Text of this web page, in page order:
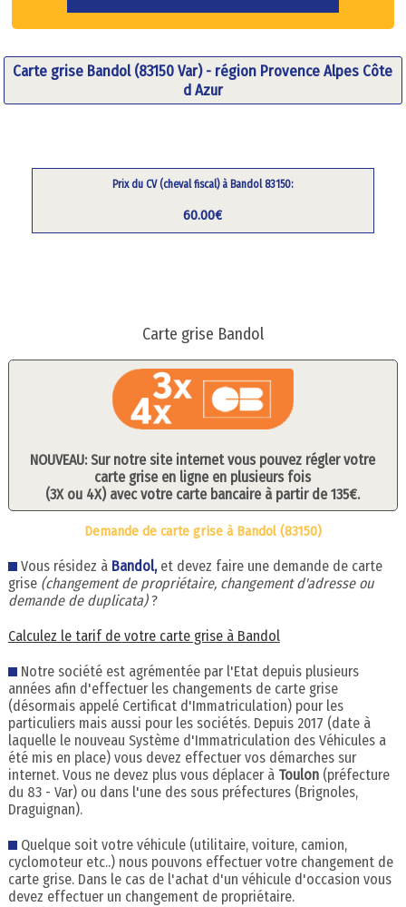
Carte grise Bandol (83150 Var) - région Provence Alpes Côte
d Azur
Prix du CV (cheval fiscal) à Bandol 83150:
60.00€
Carte grise Bandol
NOUVEAU: Sur notre site internet vous pouvez régler votre
carte grise en ligne en plusieurs fois
(3X ou 4X) avec votre carte bancaire à partir de 135€.
Demande de carte grise à Bandol (83150)
Vous résidez à Bandol, et devez faire une demande de carte
grise (changement de propriétaire, changement d'adresse ou
demande de duplicata)?
Calculez le tarif de votre carte grise à Bandol
Notre société est agrémentée par l'Etat depuis plusieurs
années afin d'effectuer les changements de carte grise
(désormais appelé Certificat d'Immatriculation) pour les
particuliers mais aussi pour les sociétés. Depuis 2017 (date à
laquelle le nouveau Système d'Immatriculation des Véhicules a
été mis en place) vous devez effectuer vos démarches sur
internet. Vous ne devez plus vous déplacer à Toulon(préfecture
du 83 - Var) ou dans l'une des sous préfectures (Brignoles,
Draguignan).
Quelque soit votre véhicule (utilitaire, voiture, camion,
cyclomoteur etc..) nous pouvons effectuer votre changement de
carte grise. Dans le cas de l'achat d'un véhicule d'occasion vous
devez effectuer un changement de propriétaire.